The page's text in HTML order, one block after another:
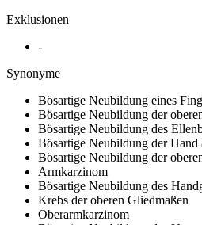
Exklusionen
-
Synonyme
Bösartige Neubildung eines
Bösartige Neubildung der
Bösartige Neubildung des
Bösartige Neubildung der Hand
Bösartige Neubildung der
Armkarzinom
Bösartige Neubildung des
Krebs der oberen Gliedmaßen
Oberarmkarzinom